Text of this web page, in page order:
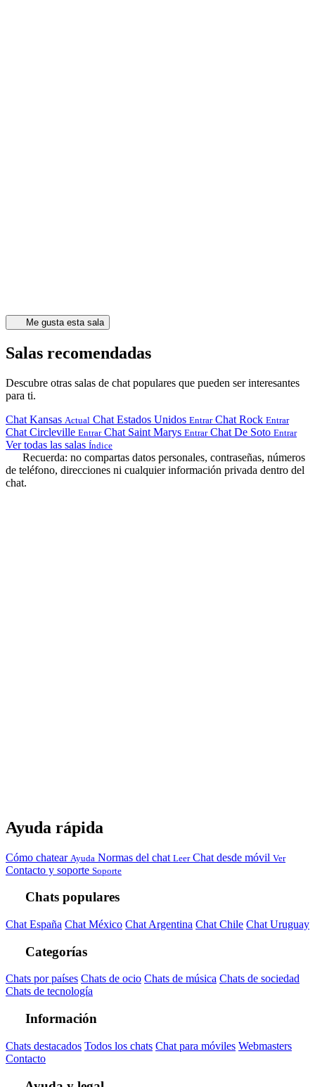
Me gusta esta sala
Salas recomendadas
Descubre otras salas de chat populares que pueden ser interesantes
para ti.
Chat Kansas Actual Chat Estados Unidos Entrar Chat Rock Entrar
Chat Circleville Entrar Chat Saint Marys Entrar Chat De Soto Entrar
Ver todas las salas Índice
Recuerda: no compartas datos personales, contraseñas, números
de teléfono, direcciones ni cualquier información privada dentro del
chat.
Ayuda rápida
Cómo chatear Ayuda Normas del chat Leer Chat desde móvil Ver
Contacto y soporte Soporte
Chats populares
Chat España Chat México Chat Argentina Chat Chile Chat Uruguay
Categorías
Chats por países Chats de ocio Chats de música Chats de sociedad
Chats de tecnología
Información
Chats destacados Todos los chats Chat para móviles Webmasters
Contacto